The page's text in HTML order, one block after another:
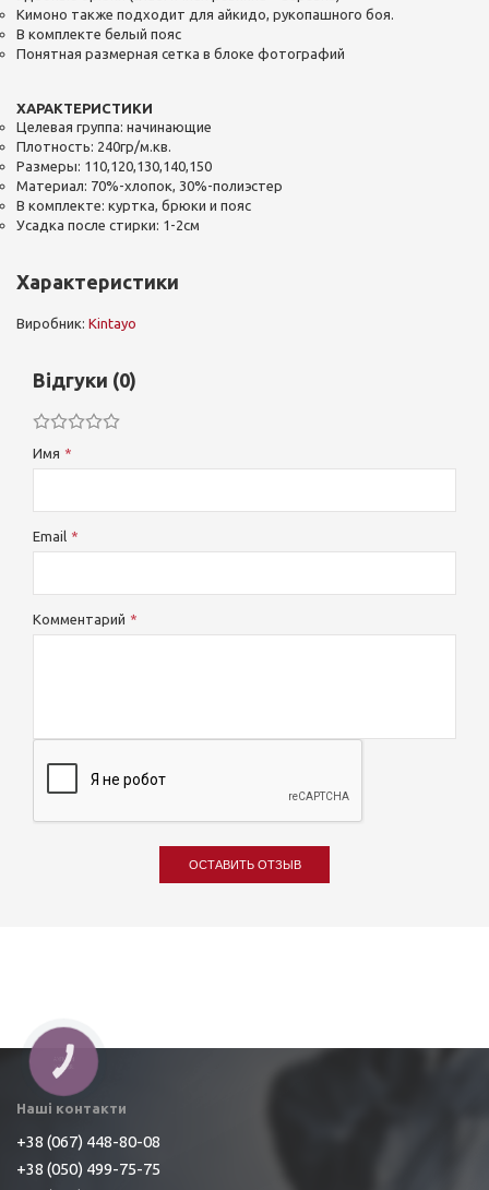
Кимоно также подходит для айкидо, рукопашного боя.
В комплекте белый пояс
Понятная размерная сетка в блоке фотографий
ХАРАКТЕРИСТИКИ
Целевая группа: начинающие
Плотность: 240гр/м.кв.
Размеры: 110,120,130,140,150
Материал: 70%-хлопок, 30%-полиэстер
В комплекте: куртка, брюки и пояс
Усадка после стирки: 1-2см
Характеристики
Виробник: Kintayo
Відгуки (0)
Имя
Email
Комментарий
ОСТАВИТЬ ОТЗЫВ
Наші контакти
+38 (067) 448-80-08
+38 (050) 499-75-75